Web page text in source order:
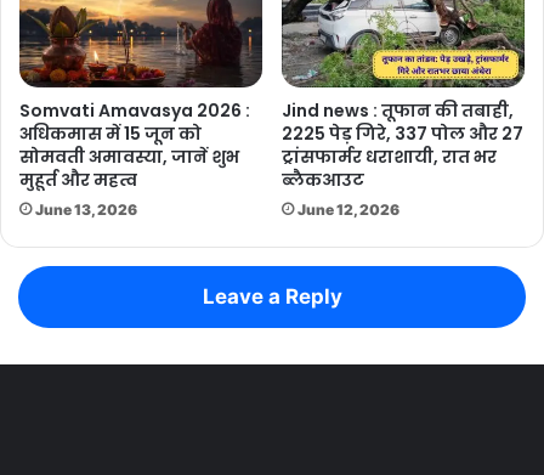
Somvati Amavasya 2026 :
अधिकमास में 15 जून को
सोमवती अमावस्या, जानें शुभ
मुहूर्त और महत्व
June 13, 2026
Jind news : तूफान की तबाही,
2225 पेड़ गिरे, 337 पोल और 27
ट्रांसफार्मर धराशायी, रात भर
ब्लैकआउट
June 12, 2026
Leave a Reply